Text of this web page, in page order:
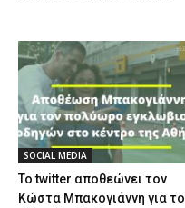
SOCIAL MEDIA
Το twitter αποθεώνει τον
Κώστα Μπακογιάννη για το